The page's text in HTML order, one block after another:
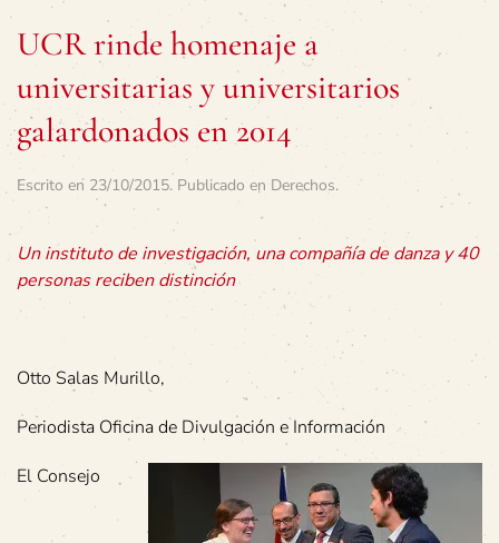
UCR rinde homenaje a
universitarias y universitarios
galardonados en 2014
Escrito en 23/10/2015. Publicado en Derechos.
Un instituto de investigación, una compañía de danza y 40
personas reciben distinción
Otto Salas Murillo,
Periodista Oficina de Divulgación e Información
El Consejo